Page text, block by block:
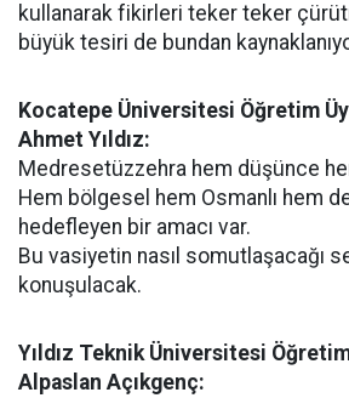
kullanarak fikirleri teker teker
büyük tesiri de bundan
Kocatepe Üniversitesi Öğretim
Ahmet Yıldız:
Medresetüzzehra hem düşünce
Hem bölgesel hem Osmanlı hem
hedefleyen bir amacı var.
Bu vasiyetin nasıl somutlaşacağı
konuşulacak.
Yıldız Teknik Üniversitesi
Alpaslan Açıkgenç: